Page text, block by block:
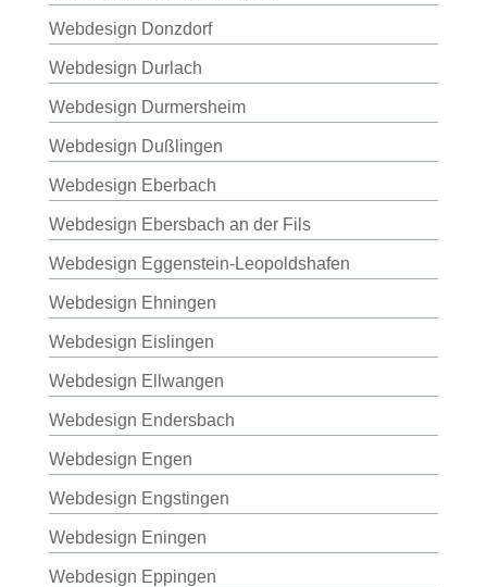
Webdesign Donzdorf
Webdesign Durlach
Webdesign Durmersheim
Webdesign Dußlingen
Webdesign Eberbach
Webdesign Ebersbach an der Fils
Webdesign Eggenstein-Leopoldshafen
Webdesign Ehningen
Webdesign Eislingen
Webdesign Ellwangen
Webdesign Endersbach
Webdesign Engen
Webdesign Engstingen
Webdesign Eningen
Webdesign Eppingen